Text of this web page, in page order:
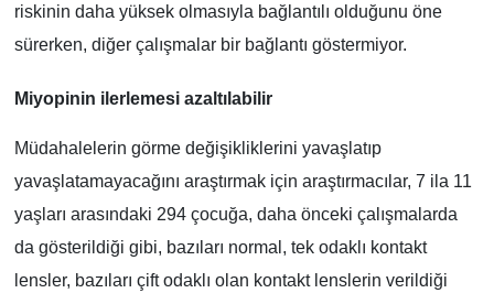
riskinin daha yüksek olmasıyla bağlantılı olduğunu öne
sürerken, diğer çalışmalar bir bağlantı göstermiyor.
Miyopinin ilerlemesi azaltılabilir
Müdahalelerin görme değişikliklerini yavaşlatıp
yavaşlatamayacağını araştırmak için araştırmacılar, 7 ila 11
yaşları arasındaki 294 çocuğa, daha önceki çalışmalarda
da gösterildiği gibi, bazıları normal, tek odaklı kontakt
lensler, bazıları çift odaklı olan kontakt lenslerin verildiği